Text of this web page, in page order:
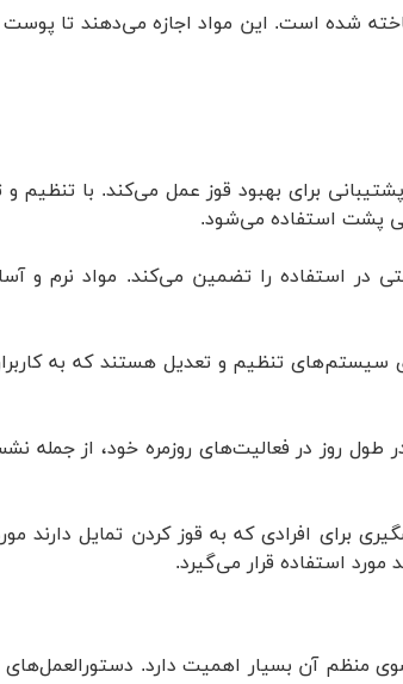
شده است. این مواد اجازه می‌دهند تا
پشتیبانی برای بهبود قوز عمل می‌کند. با
پشت استفاده می‌شود.
در استفاده را تضمین می‌کند. مواد نرم و
سیستم‌های تنظیم و تعدیل هستند که به
در طول روز در فعالیت‌های روزمره خود، از
برای افرادی که به قوز کردن تمایل دارند
استفاده قرار می‌گیرد.
آن بسیار اهمیت دارد. دستورالعمل‌های